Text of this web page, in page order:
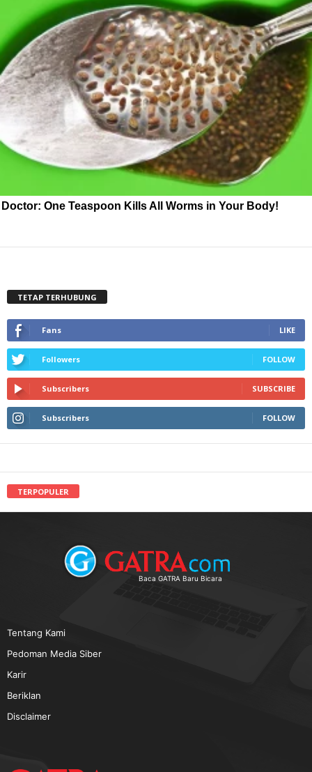
Doctor: One Teaspoon Kills All Worms in Your Body!
TETAP TERHUBUNG
Fans LIKE
Followers FOLLOW
Subscribers SUBSCRIBE
Subscribers FOLLOW